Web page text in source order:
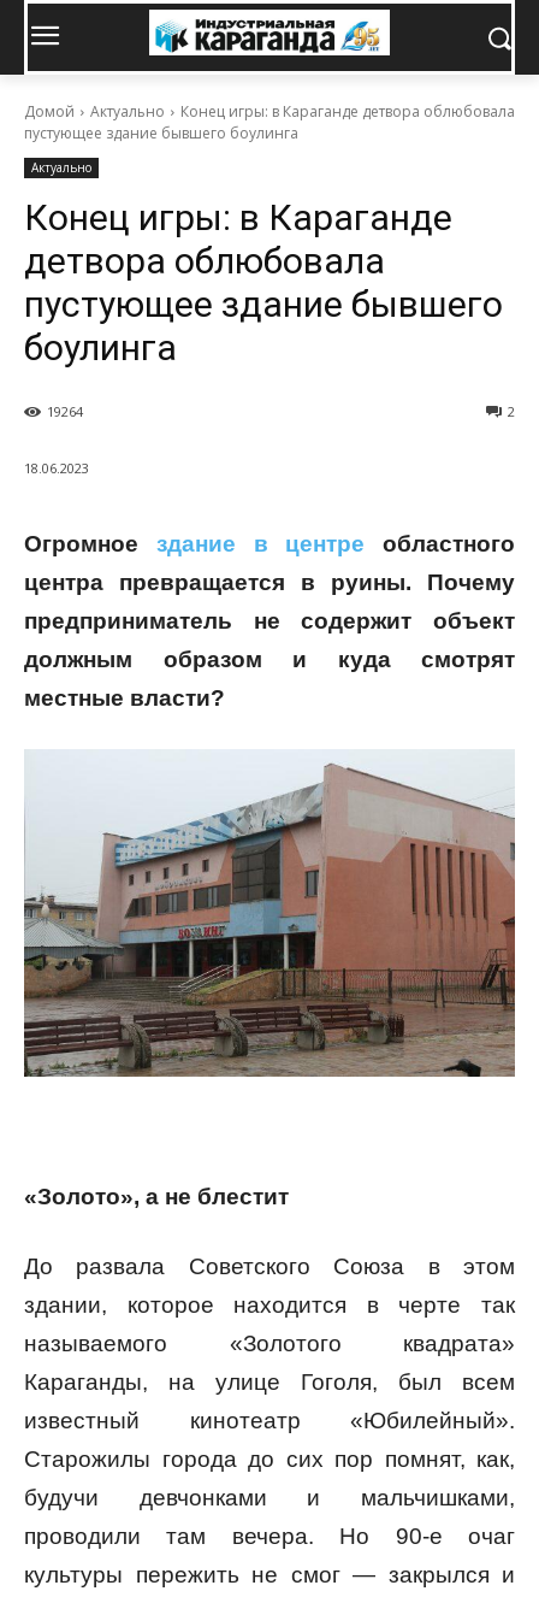
Домой Актуально
Конец игры: в Караганде детвора облюбовала
пустующее здание бывшего боулинга
Актуально
Конец игры: в Караганде
детвора облюбовала
пустующее здание бывшего
боулинга
2
19264
18.06.2023
Огромное здание в центре областного
центра превращается в руины. Почему
предприниматель не содержит объект
должным образом и куда смотрят
местные власти?
«Золото», а не блестит
До развала Советского Союза в этом
здании, которое находится в черте так
называемого «Золотого квадрата»
Караганды, на улице Гоголя, был всем
известный кинотеатр «Юбилейный».
Старожилы города до сих пор помнят, как,
будучи девчонками и мальчишками,
проводили там вечера. Но 90-е очаг
культуры пережить не смог — закрылся и